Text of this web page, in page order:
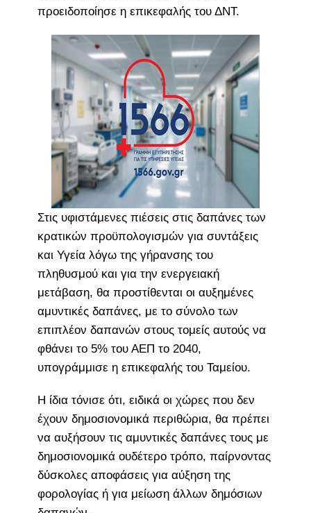
προειδοποίησε η επικεφαλής του ΔΝΤ.
Στις υφιστάμενες πιέσεις στις δαπάνες των
κρατικών προϋπολογισμών για συντάξεις
και Υγεία λόγω της γήρανσης του
πληθυσμού και για την ενεργειακή
μετάβαση, θα προστίθενται οι αυξημένες
αμυντικές δαπάνες, με το σύνολο των
επιπλέον δαπανών στους τομείς αυτούς να
φθάνει το 5% του ΑΕΠ το 2040,
υπογράμμισε η επικεφαλής του Ταμείου.
Η ίδια τόνισε ότι, ειδικά οι χώρες που δεν
έχουν δημοσιονομικά περιθώρια, θα πρέπει
να αυξήσουν τις αμυντικές δαπάνες τους με
δημοσιονομικά ουδέτερο τρόπο, παίρνοντας
δύσκολες αποφάσεις για αύξηση της
φορολογίας ή για μείωση άλλων δημόσιων